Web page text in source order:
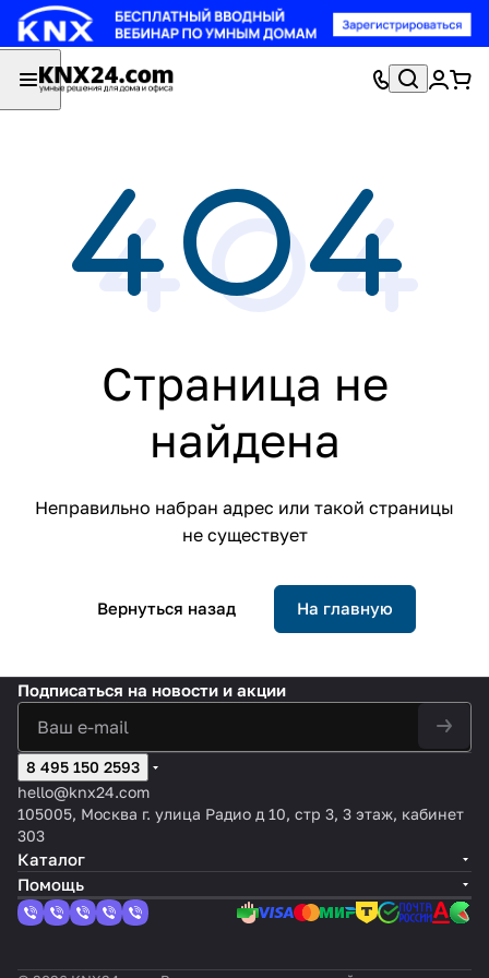
Страница не
найдена
Неправильно набран адрес или такой страницы
не существует
Вернуться назад На главную
Подписаться на новости и акции
8 495 150 2593
hello@knx24.com
105005, Москва г. улица Радио д 10, стр 3, 3 этаж, кабинет
303
Каталог
Помощь